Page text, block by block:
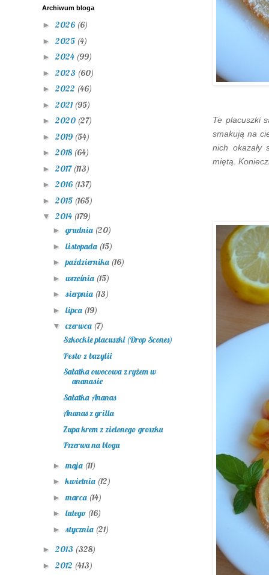
Te placuszki
smakują na
nich okazały
miętą.
Archiwum bloga
► 2026 (6)
► 2025 (4)
► 2024 (99)
► 2023 (60)
► 2022 (46)
► 2021 (95)
► 2020 (27)
► 2019 (54)
► 2018 (64)
► 2017(113)
► 2016 (137)
► 2015 (165)
▼ 2014 (179)
► grudnia (20)
► listopada (15)
►października (16)
► września (15)
► sierpnia (13)
► lipca (19)
▼czerwca (7)
Szkockie placuszki (Drop Scones)
Pesto z bazylii
Sałatka owocowa z ryżem w
ananasie
Sałatka Ananas
Ananas z grilla
Zupa krem z zielonego groszku
Przerwa na blogu
► maja (11)
►kwietnia (12)
► marca (14)
► lutego (16)
► stycznia (21)
► 2013 (328)
► 2012 (413)